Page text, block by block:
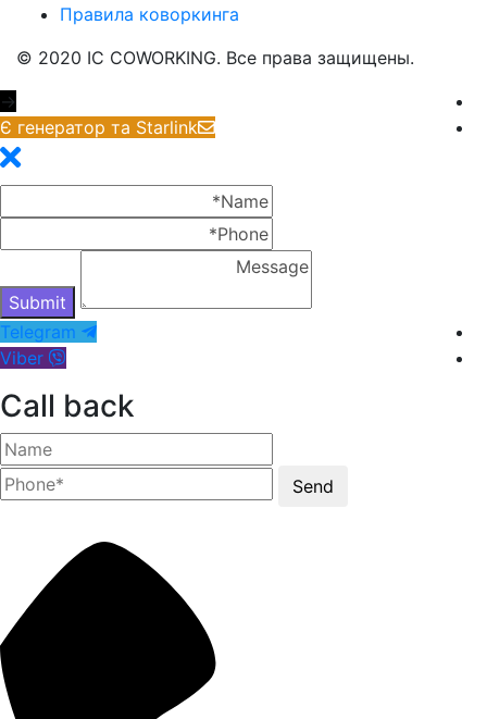
Правила коворкинга
© 2020 IC COWORKING. Все права защищены.
→
Є генератор та Starlink
Telegram
Viber
Call back
Send